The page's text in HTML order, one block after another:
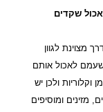
שקדים
מצוינת לגוון
לאכול אותם
ולכן יש
ומוסיפים